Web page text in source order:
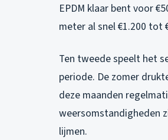
EPDM klaar bent voor
meter al snel €1.200 tot
Ten tweede speelt het
periode. De zomer
deze maanden
weersomstandigheden
lijmen.